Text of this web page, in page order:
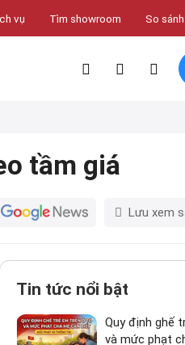
vụ Tìm showroom So
tầm giá
Lưu xem
Tin tức nổi bật
Quy định ghế
và mức phạt